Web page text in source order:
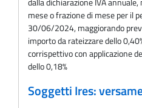
mese o frazione di mese per il
30/06/2024, maggiorando
importo da rateizzare dello
corrispettivo con applicazione
dello 0,18%
Soggetti Ires: